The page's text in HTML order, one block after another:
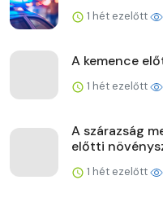
1 hét ezelőtt
A kemence
1 hét ezelőtt
A szárazság
előtti
1 hét ezelőtt